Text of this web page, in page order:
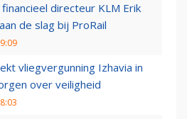
directeur KLM Erik
de slag bij ProRail
vliegvergunning Izhavia in
over veiligheid